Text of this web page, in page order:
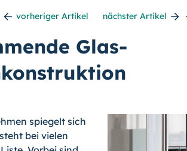
vorheriger Artikel nächster Artikel
Glas-
spiegelt sich
bei vielen